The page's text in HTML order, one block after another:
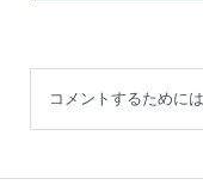
コメントするために